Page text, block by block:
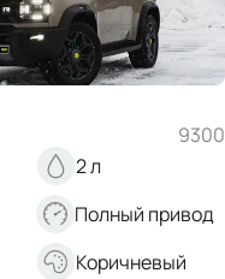
9300
2 л
Полный привод
Коричневый